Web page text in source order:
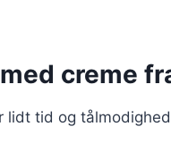
creme
tid og